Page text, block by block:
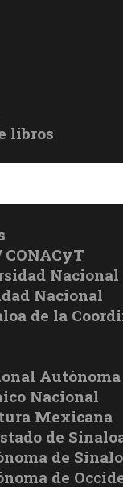
libros
CONACyT
Nacional
Nacional
de la
Nacional
Mexicana
de
de
de